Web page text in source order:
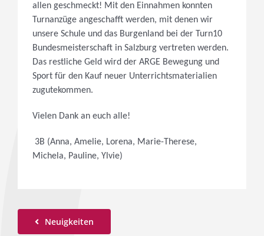
allen geschmeckt! Mit den Einnahmen konnten
Turnanzüge angeschafft werden, mit denen wir
unsere Schule und das Burgenland bei der Turn10
Bundesmeisterschaft in Salzburg vertreten werden.
Das restliche Geld wird der ARGE Bewegung und
Sport für den Kauf neuer Unterrichtsmaterialien
zugutekommen.
Vielen Dank an euch alle!
3B (Anna, Amelie, Lorena, Marie-Therese,
Michela, Pauline, Ylvie)
Neuigkeiten